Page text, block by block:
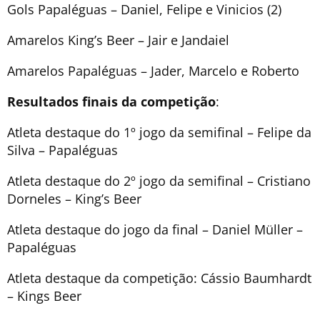
Gols Papaléguas – Daniel, Felipe e Vinicios (2)
Amarelos King’s Beer – Jair e Jandaiel
Amarelos Papaléguas – Jader, Marcelo e Roberto
Resultados finais da competição:
Atleta destaque do 1º jogo da semifinal – Felipe da
Silva – Papaléguas
Atleta destaque do 2º jogo da semifinal – Cristiano
Dorneles – King’s Beer
Atleta destaque do jogo da final – Daniel Müller –
Papaléguas
Atleta destaque da competição: Cássio Baumhardt
– Kings Beer